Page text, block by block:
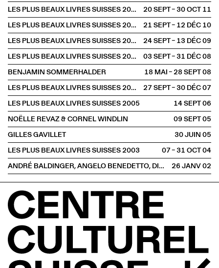
LES PLUS BEAUX LIVRES SUISSES 2010 À LA LIBRAIRIE
20 SEPT – 30 OCT2011
LES PLUS BEAUX LIVRES SUISSES 2009
21 SEPT – 12 DÉC2010
LES PLUS BEAUX LIVRES SUISSES 2008
24 SEPT – 13 DÉC2009
LES PLUS BEAUX LIVRES SUISSES 2007
03 SEPT – 31 DÉC2008
BENJAMIN SOMMERHALDER
18 MAI – 28 SEPT2008
LES PLUS BEAUX LIVRES SUISSES 2006
27 SEPT – 30 DÉC2007
LES PLUS BEAUX LIVRES SUISSES 2005
14 SEPT2006
NOËLLE REVAZ & CORNEL WINDLIN
09 SEPT2005
GILLES GAVILLET
30 JUIN2005
LES PLUS BEAUX LIVRES SUISSES 2003
07 – 31 OCT2004
ANDRÉ BALDINGER, ANGELO BENEDETTO, DIMITRI BRUNI & FRANÇOIS RAPPO
26 JANV2002